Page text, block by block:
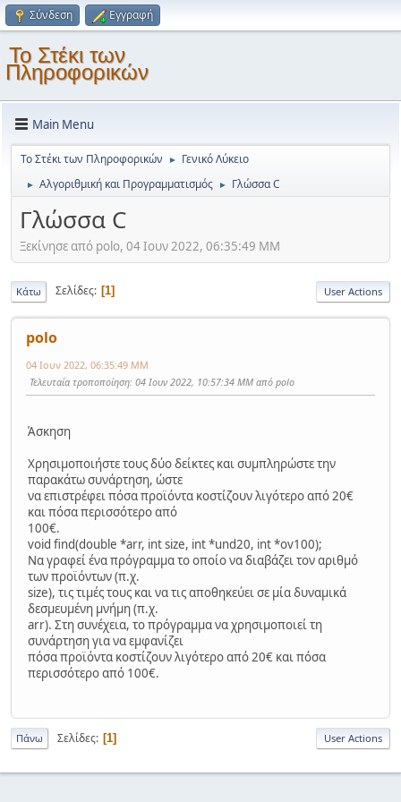
Σύνδεση Εγγραφή
Το Στέκι των
Πληροφορικών
Main Menu
Το Στέκι των Πληροφορικών ► Γενικό Λύκειο
► Αλγοριθμική και Προγραμματισμός ► Γλώσσα C
Γλώσσα C
Ξεκίνησε από polo, 04 Ιουν 2022, 06:35:49 ΜΜ
Κάτω Σελίδες 1 User Actions
polo
04 Ιουν 2022, 06:35:49 ΜΜ
Τελευταία τροποποίηση: 04 Ιουν 2022, 10:57:34 ΜΜ από polo
Άσκηση
Χρησιμοποιήστε τους δύο δείκτες και συμπληρώστε την
παρακάτω συνάρτηση, ώστε
να επιστρέφει πόσα προϊόντα κοστίζουν λιγότερο από 20€
και πόσα περισσότερο από
100€.
void find(double *arr, int size, int *und20, int *ov100);
Να γραφεί ένα πρόγραμμα το οποίο να διαβάζει τον αριθμό
των προϊόντων (π.χ.
size), τις τιμές τους και να τις αποθηκεύει σε μία δυναμικά
δεσμευμένη μνήμη (π.χ.
arr). Στη συνέχεια, το πρόγραμμα να χρησιμοποιεί τη
συνάρτηση για να εμφανίζει
πόσα προϊόντα κοστίζουν λιγότερο από 20€ και πόσα
περισσότερο από 100€.
Πάνω Σελίδες 1 User Actions